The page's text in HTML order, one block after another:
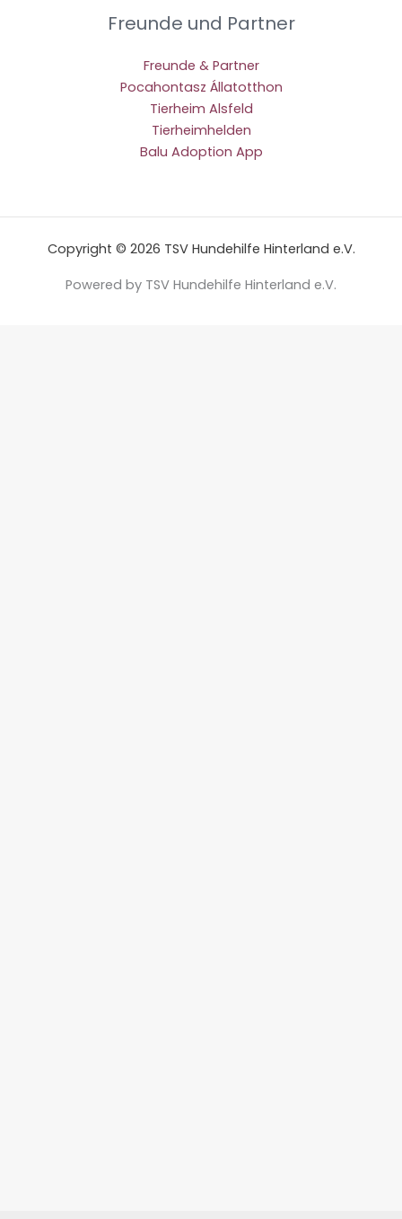
Freunde und Partner
Freunde & Partner
Pocahontasz Állatotthon
Tierheim Alsfeld
Tierheimhelden
Balu Adoption App
Copyright © 2026 TSV Hundehilfe Hinterland e.V.
Powered by TSV Hundehilfe Hinterland e.V.